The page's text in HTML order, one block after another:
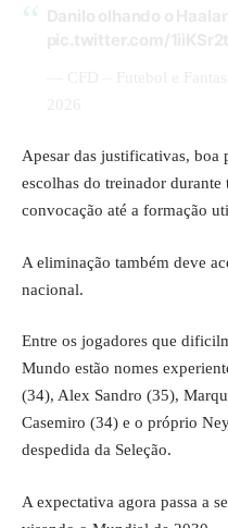
Apesar das justificativas, boa
escolhas do treinador
convocação até a formação
A eliminação também deve
nacional.
Entre os jogadores que
Mundo estão nomes
(34), Alex Sandro (35),
Casemiro (34) e o próprio
despedida da Seleção.
A expectativa agora passa a